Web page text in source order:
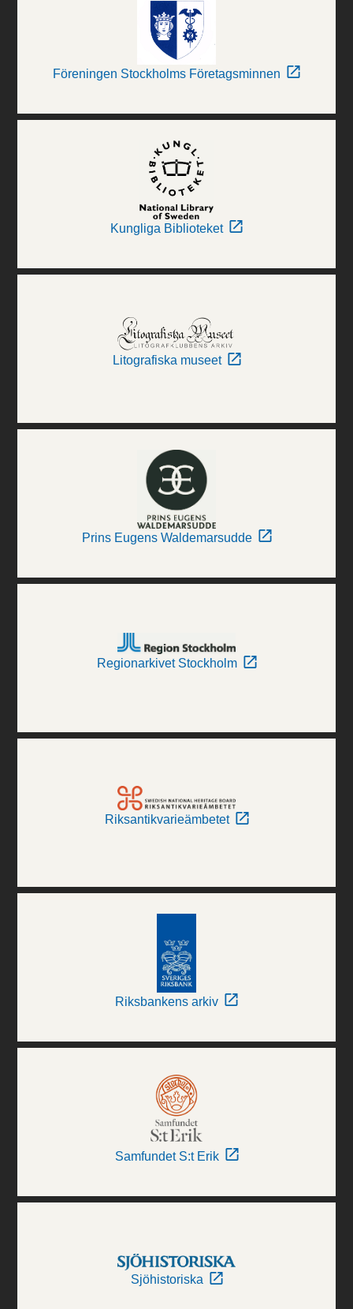
Föreningen Stockholms Företagsminnen
Kungliga Biblioteket
Litografiska museet
Prins Eugens Waldemarsudde
Regionarkivet Stockholm
Riksantikvarieämbetet
Riksbankens arkiv
Samfundet S:t Erik
Sjöhistoriska